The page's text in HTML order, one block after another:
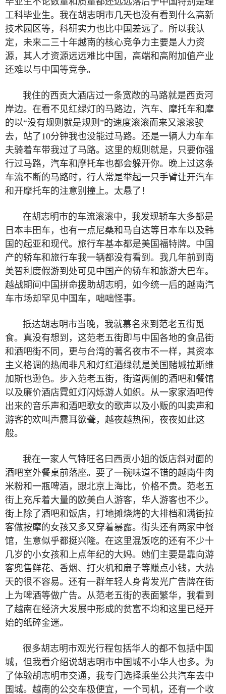
工科毕业生。我在胡志明市几天也没有看到什么高新
技术园区等，科研实力也比中国差远了。所以我认
定，未来二三十年越南的核心竞争力主要是人力资
源，其人才资源远远难比中国，高端和高附加值产业
还难以与中国等竞争。
我住的西贡大酒店过一条宽敞的马路就是西贡河
岸边。在看不见红绿灯的马路边，汽车、摩托车和摩
的以“没有规则就是规则”的速度滚滚而来又滚滚驶
去，站了10分钟我也没能过马路。还是一辆人力车车
夫骑着车带我过了马路。这里的规则就是，只要你强
行过马路，汽车和摩托车也都会躲开你。晚上过这条
车流不断的马路时，行人常是举起一只手臂让开汽车
和开摩托车的注意别撞上。太悬了！
在胡志明市的车流滚滚中，我发现轿车大多都是
日本丰田车，也有一点尼桑和马自达等日本车以及韩
国的起亚和现代。旅行车基本都是美国福特牌。中国
产的轿车和旅行车我一辆都没有看到。我几年前到南
美智利度假游到处可见中国产的轿车和旅游大巴车。
越战期间中国拼命援助胡志明，如今统一后的越南汽
车市场却罕见中国车，咄咄怪事。
抵达胡志明市当晚，我就慕名来到范老五街觅
食。真没有想到，这范老五街即与中国各地的食品街
和酒吧街不同，更与台湾的著名夜市不一样，其资本
主义格调的热闹非凡和灯红酒绿就是美国赌城拉斯维
加斯也逊色。步入范老五街，街道两侧的酒吧和餐馆
以及廉价酒店霓虹灯闪烁游人如织。从一家家酒吧传
出来的音乐声和酒吧歌女的歌声以及小贩的叫卖声和
游客的欢叫声震耳欲聋，越夜越热闹，夜夜如此这
般。
我在一家人气特旺名曰西贡小姐的饭店斜对面的
酒吧室外餐桌前落座。要了一碗味道不错的越南牛肉
米粉和一瓶啤酒，跟北京上海比，价格不贵。范老五
街上充斥着大量的欧美白人游客，华人游客也不少。
街上除了酒吧和饭店，打地摊烧烤的大排档和满街拉
客做按摩的女孩又多又穿着暴露。街头还有两家中餐
馆，生意似乎都挺兴隆。在这里混饭吃的还有不少十
几岁的小女孩和上点年纪的大妈。她们主要是靠向游
客兜售鲜花、香烟、打火机和扇子等赚点小钱，大热
天的很不容易。还有一群年轻人身背发光广告牌在街
上为啤酒等做广告。从范老五街的表面繁华，我看到
了越南在经济大发展中形成的贫富不均和这里已经开
始的纸碎金迷。
很多胡志明市观光行程包括华人的都不包括中国
城，但我看介绍说胡志明市中国城不小华人也多。为
了体验胡志明市交通，我专门选择乘坐公共汽车去中
国城。越南的公交车极便宜，一个司机，还有一个收